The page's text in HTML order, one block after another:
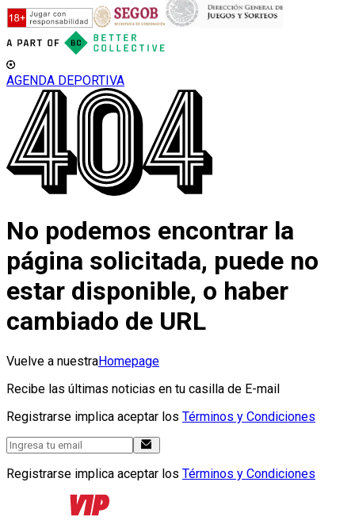
AGENDA DEPORTIVA
No podemos encontrar la
página solicitada, puede no
estar disponible, o haber
cambiado de URL
Vuelve a nuestraHomepage
Recibe las últimas noticias en tu casilla de E-mail
Registrarse implica aceptar los Términos y Condiciones
Registrarse implica aceptar los Términos y Condiciones